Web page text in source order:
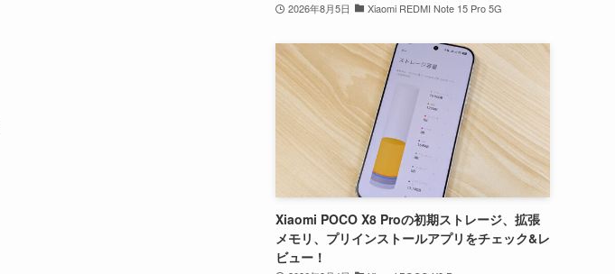
2026年8月5日 Xiaomi REDMI Note 15 Pro 5G
Xiaomi POCO X8 Proの初期ストレージ、拡張
メモリ、プリインストールアプリをチェック&レ
ビュー！